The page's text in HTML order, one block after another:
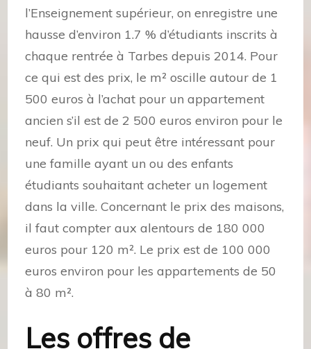
l’Enseignement supérieur, on enregistre une
hausse d’environ 1.7 % d’étudiants inscrits à
chaque rentrée à Tarbes depuis 2014. Pour
ce qui est des prix, le m² oscille autour de 1
500 euros à l’achat pour un appartement
ancien s’il est de 2 500 euros environ pour le
neuf. Un prix qui peut être intéressant pour
une famille ayant un ou des enfants
étudiants souhaitant acheter un logement
dans la ville. Concernant le prix des maisons,
il faut compter aux alentours de 180 000
euros pour 120 m². Le prix est de 100 000
euros environ pour les appartements de 50
à 80 m².
Les offres de